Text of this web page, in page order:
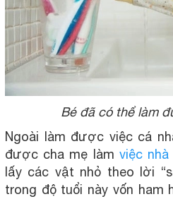
Bé đã có thể làm
Ngoài làm được việc cá
được cha mẹ làm việc
lấy các vật nhỏ theo lời
trong độ tuổi này vốn ham